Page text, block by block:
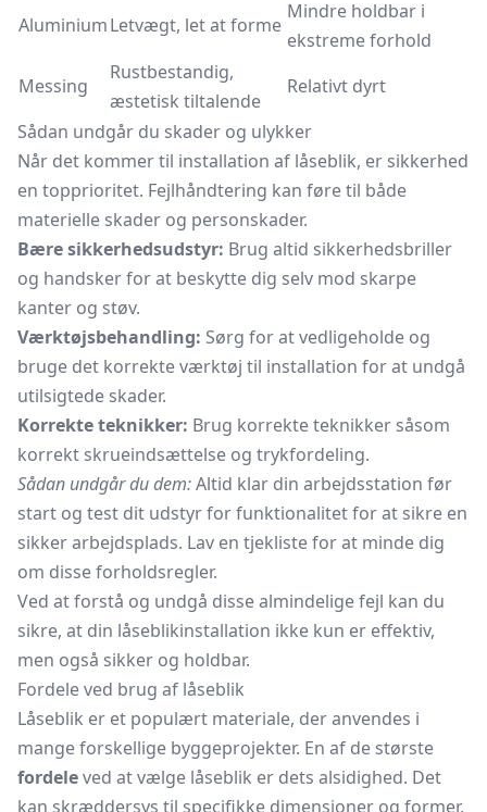
AluminiumLetvægt, let at forme
Mindre holdbar i
ekstreme forhold
Messing
Rustbestandig,
æstetisk tiltalende
Relativt dyrt
Sådan undgår du skader og ulykker
Når det kommer til installation af låseblik, er sikkerhed
en topprioritet. Fejlhåndtering kan føre til både
materielle skader og personskader.
Bære sikkerhedsudstyr: Brug altid sikkerhedsbriller
og handsker for at beskytte dig selv mod skarpe
kanter og støv.
Værktøjsbehandling: Sørg for at vedligeholde og
bruge det korrekte værktøj til installation for at undgå
utilsigtede skader.
Korrekte teknikker: Brug korrekte teknikker såsom
korrekt skrueindsættelse og trykfordeling.
Sådan undgår du dem:Altid klar din arbejdsstation før
start og test dit udstyr for funktionalitet for at sikre en
sikker arbejdsplads. Lav en tjekliste for at minde dig
om disse forholdsregler.
Ved at forstå og undgå disse almindelige fejl kan du
sikre, at din låseblikinstallation ikke kun er effektiv,
men også sikker og holdbar.
Fordele ved brug af låseblik
Låseblik er et populært materiale, der anvendes i
mange forskellige byggeprojekter. En af de største
fordeleved at vælge låseblik er dets alsidighed. Det
kan skræddersys til specifikke dimensioner og former,